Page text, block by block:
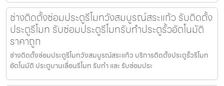
ช่างติดตั้งซ่อมประตูรีโมทวังสมบูรณ์สระแก้ว รับติดตั้ง
ประตูรีโมท รับซ่อมประตูรีโมทรับทำประตูรั้วอัตโนมัติ
ราคาถูก
ช่างติดตั้งซ่อมประตูรีโมทวังสมบูรณ์สระแก้ว บริการติดตั้งประตูรั้วรีโมท
อัตโนมัติ ประตูบานเลื่อนรีโมท รับทำ และ รับซ่อมประ